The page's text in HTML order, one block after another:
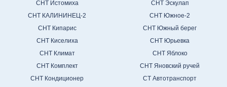
СНТ Истомиха
СНТ КАЛИНИНЕЦ-2
СНТ Кипарис
СНТ Киселиха
СНТ Климат
СНТ Комплект
СНТ Кондиционер
СНТ Эскулап
СНТ Южное-2
СНТ Южный берег
СНТ Юрьевка
СНТ Яблоко
СНТ Яновский ручей
СТ Автотранспорт